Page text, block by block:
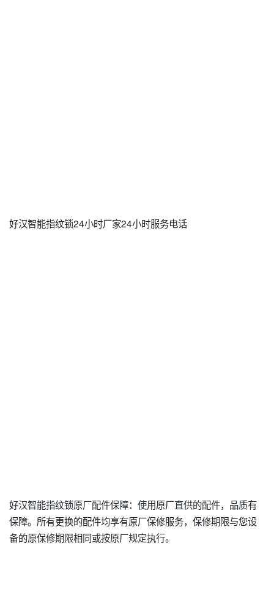
好汉智能指纹锁24小时厂家24小时服务电话
好汉智能指纹锁原厂配件保障：使用原厂直供的配件，品质有
保障。所有更换的配件均享有原厂保修服务，保修期限与您设
备的原保修期限相同或按原厂规定执行。